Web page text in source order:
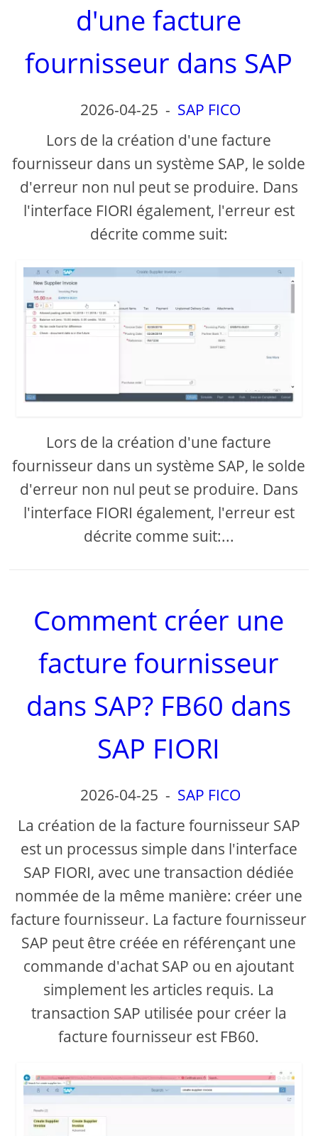
d'une facture
fournisseur dans SAP
2026-04-25 - SAP FICO
Lors de la création d'une facture
fournisseur dans un système SAP, le solde
d'erreur non nul peut se produire. Dans
l'interface FIORI également, l'erreur est
décrite comme suit:
Lors de la création d'une facture
fournisseur dans un système SAP, le solde
d'erreur non nul peut se produire. Dans
l'interface FIORI également, l'erreur est
décrite comme suit:...
Comment créer une
facture fournisseur
dans SAP? FB60 dans
SAP FIORI
2026-04-25 - SAP FICO
La création de la facture fournisseur SAP
est un processus simple dans l'interface
SAP FIORI, avec une transaction dédiée
nommée de la même manière: créer une
facture fournisseur. La facture fournisseur
SAP peut être créée en référençant une
commande d'achat SAP ou en ajoutant
simplement les articles requis. La
transaction SAP utilisée pour créer la
facture fournisseur est FB60.